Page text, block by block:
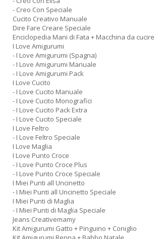
- Creo Con Speciale
Cucito Creativo Manuale
Dire Fare Creare Speciale
Enciclopedia Mani di Fata + Macchina da
I Love Amigurumi
- I Love Amigurumi (Spagna)
- I Love Amigurumi Manuale
- I Love Amigurumi Pack
I Love Cucito
- I Love Cucito Manuale
- I Love Cucito Monografici
- I Love Cucito Pack Extra
- I Love Cucito Speciale
I Love Feltro
- I Love Feltro Speciale
I Love Maglia
I Love Punto Croce
- I Love Punto Croce Plus
- I Love Punto Croce Speciale
I Miei Punti all Uncinetto
- I Miei Punti all Uncinetto Speciale
I Miei Punti di Maglia
- I Miei Punti di Maglia Speciale
Jeans Creativemamy
Kit Amigurumi Gatto + Pinguino + Coniglio